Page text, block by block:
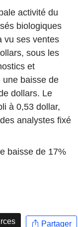
activité du
biologiques
vu ses ventes
sous les
et
une baisse de
dollars. Le
à 0,53 dollar,
analystes fixé
baisse de 17%
Partager